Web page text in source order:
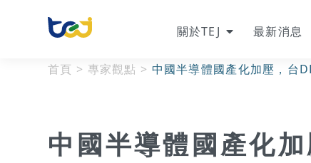
關於TEJ 最新消息
首頁 > 專家觀點 > 中國半導體國產化加壓，台
中國半導體國產化